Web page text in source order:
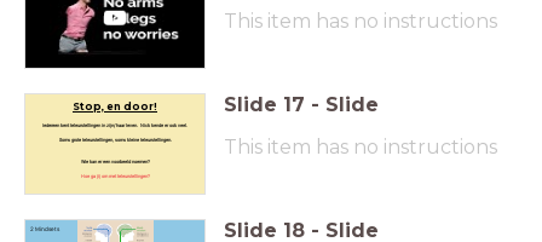
This item has no instructions
Stop, en door!
Iedereen kent teleurstellingen in zijn/ haar leven. Nick kende er ook veel.
Soms grote teleurstellingen, soms kleine teleurstellingen.
Wie kan er een voorbeeld noemen?
Hoe ga jij om met teleurstellingen?
Slide 17 - Slide
This item has no instructions
2 Mindsets Slide 18 - Slide